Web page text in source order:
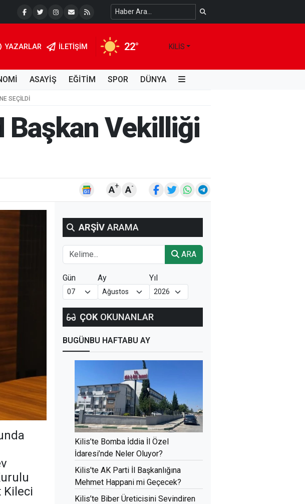
Su Kuyusu Temiz Suya Erişimde Kalıcı Bir Çözüm
YAZARLAR İLETIŞIM 22° KILIS
ASAYİŞ EĞİTİM SPOR DÜNYA
SEÇILDI
Başkan Vekilliği
A+ A-
Kileci
ARŞİV ARAMA
ARA
Gün Ay Yıl
ÇOK OKUNANLAR
BUGÜNBU HAFTABU AY
Kilis’te Bomba İddia İl Özel
İdaresi’nde Neler Oluyor?
Kilis'te AK Parti İl Başkanlığına
Mehmet Happani mi Geçecek?
Kilis’te Biber Üreticisini Sevindiren